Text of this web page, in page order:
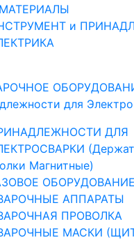
и
для
ДЛЯ
Магнитные)
ОБОРУДОВАНИЕ
АППАРАТЫ
ПРОВОЛКА
МАСКИ